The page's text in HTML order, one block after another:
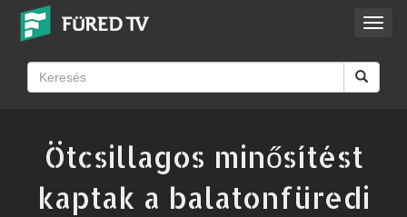
Ötcsillagos minősítést
kaptak a balatonfüredi